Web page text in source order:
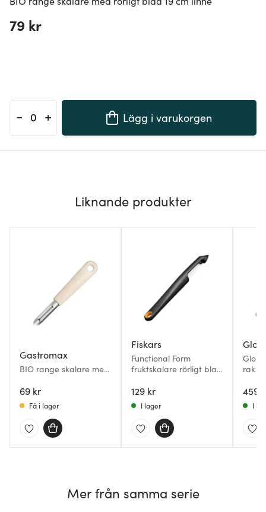
79 kr
- + Lägg i varukorgen
Liknande produkter
Gastromax
BIO range skalare med
69 kr
Få i lager
Fiskars
Functional Form
fruktskalare rörligt blad
129 kr
I lager
rak
459
I
Mer från samma serie